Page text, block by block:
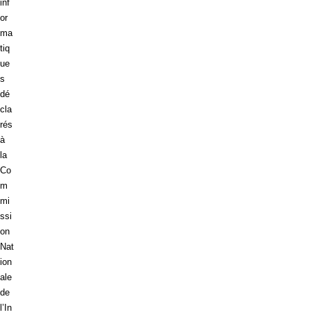
inf
or
ma
tiq
ue
s
dé
cla
rés
à
la
Co
m
mi
ssi
on
Nat
ion
ale
de
l’In